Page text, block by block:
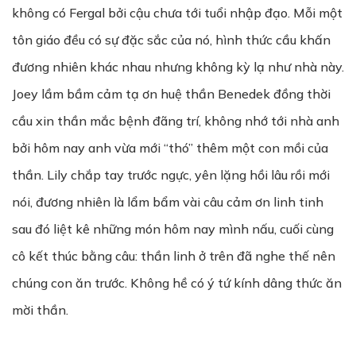
không có Fergal bởi cậu chưa tới tuổi nhập đạo. Mỗi một
tôn giáo đều có sự đặc sắc của nó, hình thức cầu khấn
đương nhiên khác nhau nhưng không kỳ lạ như nhà này.
Joey lầm bầm cảm tạ ơn huệ thần Benedek đồng thời
cầu xin thần mắc bệnh đãng trí, không nhớ tới nhà anh
bởi hôm nay anh vừa mới ‘‘thó’’ thêm một con mồi của
thần. Lily chắp tay trước ngực, yên lặng hồi lâu rồi mới
nói, đương nhiên là lẩm bẩm vài câu cảm ơn linh tinh
sau đó liệt kê những món hôm nay mình nấu, cuối cùng
cô kết thúc bằng câu: thần linh ở trên đã nghe thế nên
chúng con ăn trước. Không hề có ý tứ kính dâng thức ăn
mời thần.